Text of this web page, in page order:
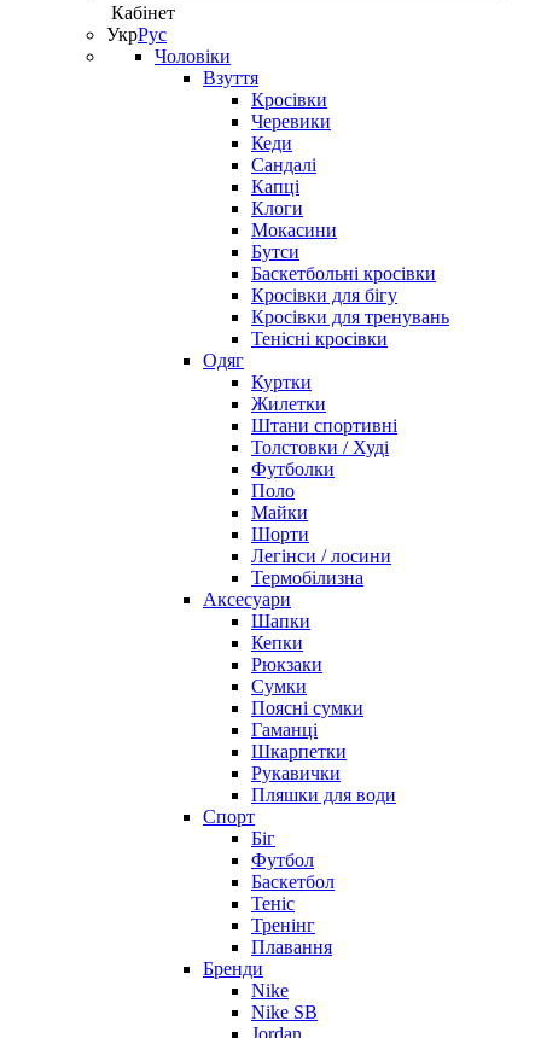
Кабінет
УкрРус
Чоловіки
Взуття
Кросівки
Черевики
Кеди
Сандалі
Капці
Клоги
Мокасини
Бутси
Баскетбольні кросівки
Кросівки для бігу
Кросівки для тренувань
Тенісні кросівки
Одяг
Куртки
Жилетки
Штани спортивні
Толстовки / Худі
Футболки
Поло
Майки
Шорти
Легінси / лосини
Термобілизна
Аксесуари
Шапки
Кепки
Рюкзаки
Сумки
Поясні сумки
Гаманці
Шкарпетки
Рукавички
Пляшки для води
Спорт
Біг
Футбол
Баскетбол
Теніс
Тренінг
Плавання
Бренди
Nike
Nike SB
Jordan